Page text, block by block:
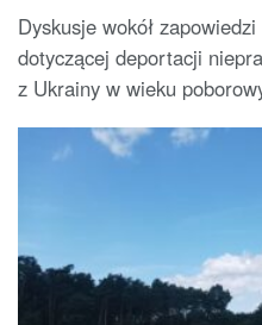
Dyskusje wokół
dotyczącej deportacji
z Ukrainy w wieku